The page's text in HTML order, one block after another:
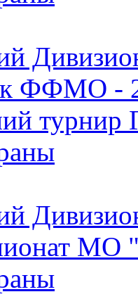
ФФМО -
турнир
МО